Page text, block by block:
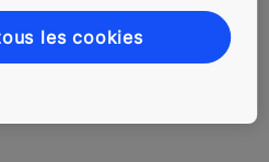
les cookies